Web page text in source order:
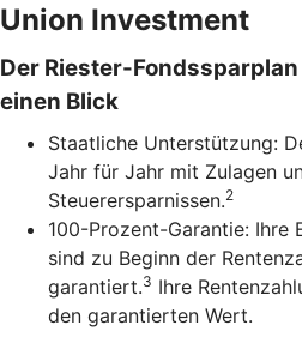
Union Investment
Der Riester-
einen Blick
Staatliche Unterstützung:
Jahr für Jahr mit Zulagen
Steuerersparnissen.2
100-Prozent-Garantie: Ihre
sind zu Beginn der
garantiert.3 Ihre
den garantierten Wert.